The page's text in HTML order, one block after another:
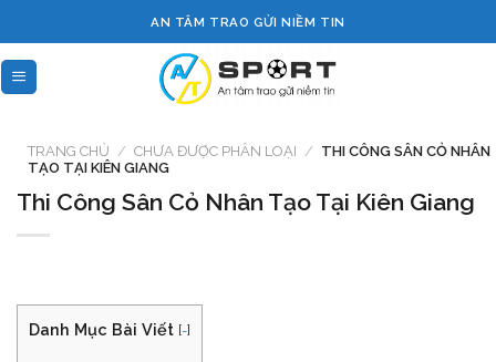
to
content
AN TÂM TRAO GỬI NIỀM TIN
TRANG CHỦ / CHƯA ĐƯỢC PHÂN LOẠI / THI CÔNG SÂN CỎ NHÂN
TẠO TẠI KIÊN GIANG
Thi Công Sân Cỏ Nhân Tạo Tại Kiên Giang
Danh Mục Bài Viết [-]